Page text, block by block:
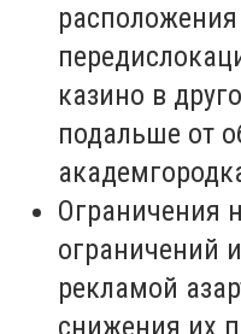
казино в
подальше от
Ограничения
ограничений
рекламой
снижения их